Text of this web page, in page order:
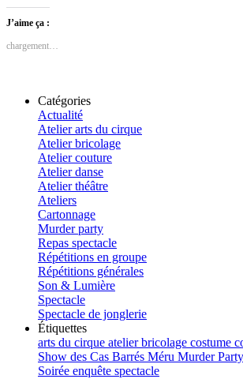
J’aime ça :
chargement…
Catégories
Actualité
Atelier arts du cirque
Atelier bricolage
Atelier couture
Atelier danse
Atelier théâtre
Ateliers
Cartonnage
Murder party
Repas spectacle
Répétitions en groupe
Répétitions générales
Son & Lumière
Spectacle
Spectacle de jonglerie
Étiquettes
arts du cirque atelierbricolage costume
Show des Cas Barrés Méru Murder Party
Soirée enquête spectacle